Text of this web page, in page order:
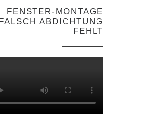
FENSTER-MONTAGE
FALSCH ABDICHTUNG
FEHLT